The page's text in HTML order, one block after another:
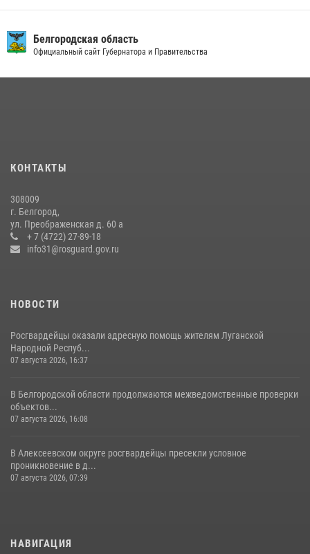
беседу по профилактике аварийности
09 июля 2026, 10:07
Белгородские росгвардейцы задержали рецидивиста за попытку
кражи из магазина
14 июля 2026, 07:13
Белгородская область
Официальный сайт Губернатора и Правительства
КОНТАКТЫ
308009
г. Белгород,
ул. Преображенская д. 60 а
+ 7 (4722) 27-89-18
info31@rosguard.gov.ru
НОВОСТИ
Росгвардейцы оказали адресную помощь жителям Луганской
Народной Респуб...
07 августа 2026, 16:37
В Белгородской области продолжаются межведомственные проверки
объектов...
07 августа 2026, 16:08
В Алексеевском округе росгвардейцы пресекли условное
проникновение в д...
07 августа 2026, 07:39
НАВИГАЦИЯ